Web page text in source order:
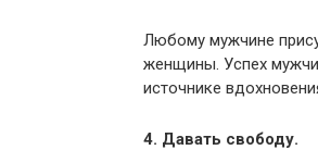
Любому мужчине
женщины. Успех
источнике
4. Давать свободу.